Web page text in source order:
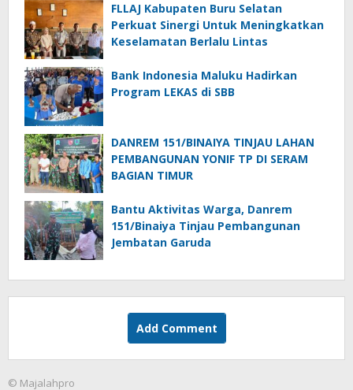
FLLAJ Kabupaten Buru Selatan
Perkuat Sinergi Untuk Meningkatkan
Keselamatan Berlalu Lintas
Bank Indonesia Maluku Hadirkan
Program LEKAS di SBB
DANREM 151/BINAIYA TINJAU LAHAN
PEMBANGUNAN YONIF TP DI SERAM
BAGIAN TIMUR
Bantu Aktivitas Warga, Danrem
151/Binaiya Tinjau Pembangunan
Jembatan Garuda
Add Comment
© Majalahpro